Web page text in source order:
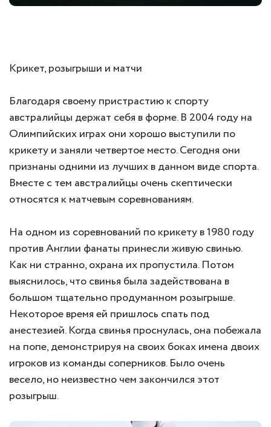
Крикет, розыгрыши и матчи
Благодаря своему пристрастию к спорту
австралийцы держат себя в форме. В 2004 году на
Олимпийских играх они хорошо выступили по
крикету и заняли четвертое место. Сегодня они
признаны одними из лучших в данном виде спорта.
Вместе с тем австралийцы очень скептически
относятся к матчевым соревнованиям.
На одном из соревнований по крикету в 1980 году
против Англии фанаты принесли живую свинью.
Как ни странно, охрана их пропустила. Потом
выяснилось, что свинья была задействована в
большом тщательно продуманном розыгрыше.
Некоторое время ей пришлось спать под
анестезией. Когда свинья проснулась, она побежала
на попе, демонстрируя на своих боках имена двоих
игроков из команды соперников. Было очень
весело, но неизвестно чем закончился этот
розыгрыш.